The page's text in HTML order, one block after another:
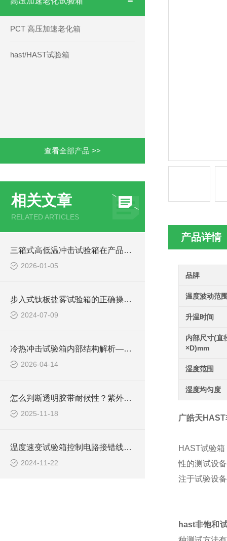
PCT 高压加速老化箱
hast/HAST试验箱
查看全部产品 >>
相关文章
RELATED ARTICLES
三箱式高低温冲击试验箱在产品质量验证中的价值
2026-01-05
步入式钛板盐雾试验箱的正确操作流程
2024-07-09
冷热冲击试验箱内部结构解析——制冷系统核心部件与运行逻辑
2026-04-14
怎么判断透明胶带耐候性？紫外线加速老化试验箱测试方法
2025-11-18
温度速变试验箱控制电路接错线会造成哪些危害？
2024-11-22
产品详情
品牌
温度波动范
升温时间
内部尺寸(直
×D)mm
湿度范围
湿度均匀度
广皓天
HAST试验
性的测试设
注于试验设
hast非饱和